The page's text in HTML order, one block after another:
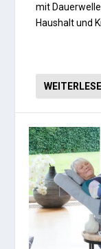
mit
Haushalt und